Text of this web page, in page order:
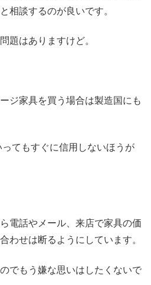
相談するのが良いです。
題はありますけど。
ジ家具を買う場合は製造国にも
てもすぐに信用しないほうが
電話やメール、来店で家具の価
わせは断るようにしています。
でもう嫌な思いはしたくないで